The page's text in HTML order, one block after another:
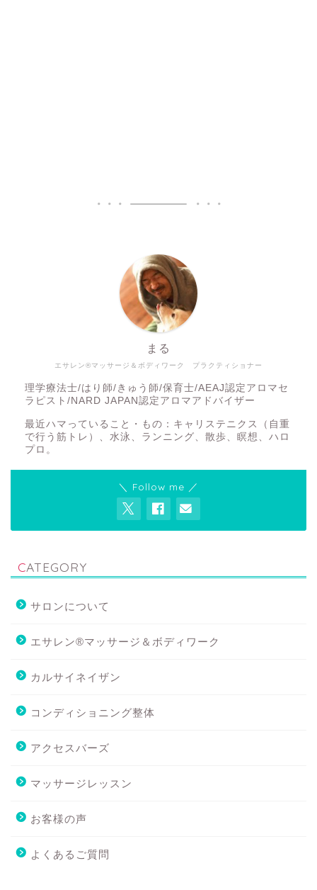
エサレン®マッサージ＆ボディワーク プラクティショナー
まる
理学療法士/はり師/きゅう師/保育士/AEAJ認定アロマセ
ラピスト/NARD JAPAN認定アロマアドバイザー
最近ハマっていること・もの：キャリステニクス（自重
で行う筋トレ）、水泳、ランニング、散歩、瞑想、ハロ
プロ。
＼ Follow me ／
CATEGORY
サロンについて
エサレン®マッサージ＆ボディワーク
カルサイネイザン
コンディショニング整体
アクセスバーズ
マッサージレッスン
お客様の声
よくあるご質問